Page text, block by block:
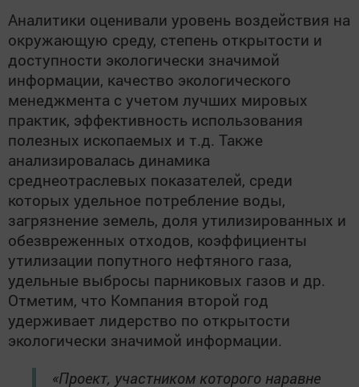
Аналитики оценивали уровень воздействия на
окружающую среду, степень открытости и
доступности экологически значимой
информации, качество экологического
менеджмента с учетом лучших мировых
практик, эффективность использования
полезных ископаемых и т.д. Также
анализировалась динамика
среднеотраслевых показателей, среди
которых удельное потребление воды,
загрязнение земель, доля утилизированных и
обезвреженных отходов, коэффициенты
утилизации попутного нефтяного газа,
удельные выбросы парниковых газов и др.
Отметим, что Компания второй год
удерживает лидерство по открытости
экологически значимой информации.
«Проект, участником которого наравне